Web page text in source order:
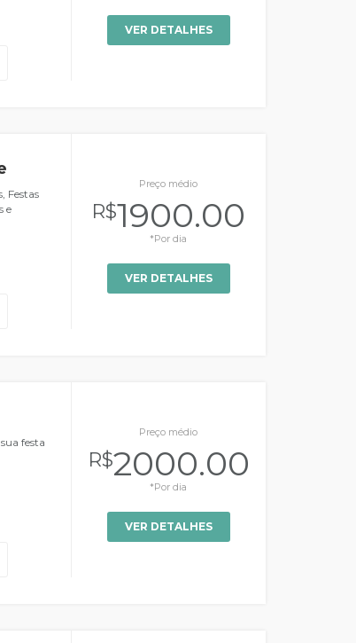
VER DETALHES
Festas
e
Preço médio
R$1900.00
*Por dia
VER DETALHES
festa
Preço médio
R$2000.00
*Por dia
VER DETALHES